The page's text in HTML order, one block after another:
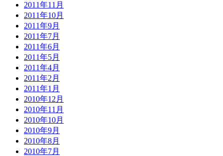
2011年11月
2011年10月
2011年9月
2011年7月
2011年6月
2011年5月
2011年4月
2011年2月
2011年1月
2010年12月
2010年11月
2010年10月
2010年9月
2010年8月
2010年7月